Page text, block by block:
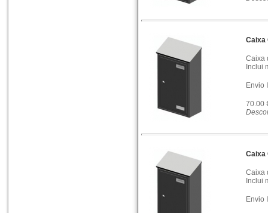
Caixa
Caixa
Inclui
Envio
70.00
Caixa
Caixa
Inclui
Envio